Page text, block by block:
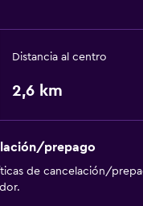
estar
Distancia al centro
2,6 km
prepago
de cancelación/